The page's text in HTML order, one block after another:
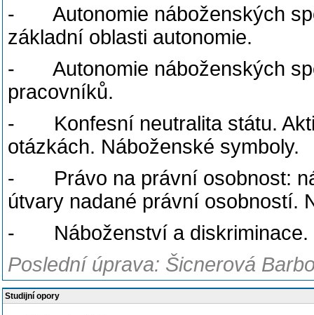
- Autonomie náboženských
základní oblasti autonomie.
- Autonomie náboženských
pracovníků.
- Konfesní neutralita státu.
otázkách. Náboženské symboly.
- Právo na právní osobnost:
útvary nadané právní osobností.
- Náboženství a diskriminace.
Poslední úprava: Šicnerová
Studijní opory